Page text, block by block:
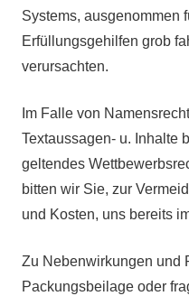
Systems, ausgenommen
Erfüllungsgehilfen grob
verursachten.
Im Falle von
Textaussagen- u. Inhalte
geltendes
bitten wir Sie, zur
und Kosten, uns bereits
Zu Nebenwirkungen und
Packungsbeilage oder